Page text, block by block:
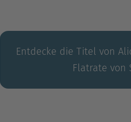
Entdecke die Titel von
Flatrate von